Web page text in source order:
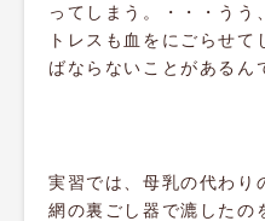
ってしまう。・・・う
トレスも血をにごらせ
ばならないことがあるん
実習では、母乳の代わり
網の裏ごし器で漉したの